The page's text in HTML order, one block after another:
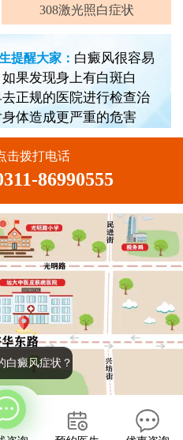
308激光照白症状
提醒大家： 白癜风很容易
果发现身上有白斑白
正规的医院进行检查治
体造成更严重的危害
击拨打电话
86990555
大中医皮肤病医院 2022
白癜风症状？